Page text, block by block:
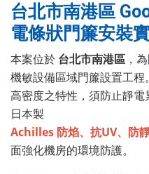
台北市南港區
電條狀門簾安裝
本案位於 台北市南港區 ，
機敏設備區域門簾設置工程
高密度之特性，須防止靜
日本製
Achilles 防焰、抗UV、防
面強化機房的環境防護。